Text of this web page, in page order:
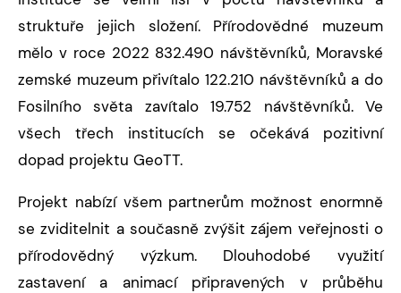
struktuře jejich složení. Přírodovědné muzeum
mělo v roce 2022 832.490 návštěvníků, Moravské
zemské muzeum přivítalo 122.210 návštěvníků a do
Fosilního světa zavítalo 19.752 návštěvníků. Ve
všech třech institucích se očekává pozitivní
dopad projektu GeoTT.
Projekt nabízí všem partnerům možnost enormně
se zviditelnit a současně zvýšit zájem veřejnosti o
přírodovědný výzkum. Dlouhodobé využití
zastavení a animací připravených v průběhu